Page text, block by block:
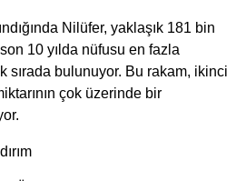
Nilüfer, yaklaşık 181 bin
10 yılda nüfusu en fazla
sırada bulunuyor. Bu rakam, ikinci
çok üzerinde bir